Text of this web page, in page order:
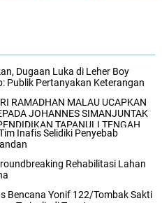
Dugaan Luka di Leher Boy
Publik Pertanyakan Keterangan
RAMADHAN MALAU UCAPKAN
JOHANNES SIMANJUNTAK
TAPANULI TENGAH
Inafis Selidiki Penyebab
Rehabilitasi Lahan
Bencana Yonif 122/Tombak Sakti